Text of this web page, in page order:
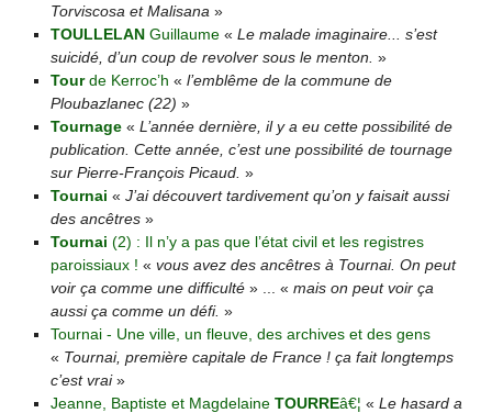
Torviscosa et Malisana »
TOULLELAN Guillaume« Le malade imaginaire... s’est
suicidé, d’un coup de revolver sous le menton. »
Tourde Kerroc’h « l’emblême de la commune de
Ploubazlanec (22) »
Tournage« L’année dernière, il y a eu cette possibilité de
publication. Cette année, c’est une possibilité de tournage
sur Pierre-François Picaud. »
Tournai « J’ai découvert tardivement qu’on y faisait aussi
des ancêtres»
Tournai (2) : Il n’y a pas que l’état civil et les registres
paroissiaux ! « vous avez des ancêtres à Tournai. On peut
voir ça comme une difficulté» ... « mais on peut voir ça
aussi ça comme un défi. »
Tournai - Une ville, un fleuve, des archives et des gens
« Tournai, première capitale de France ! ça fait longtemps
c’est vrai»
Jeanne, Baptiste et Magdelaine TOURREâ€¦ « Le hasard a